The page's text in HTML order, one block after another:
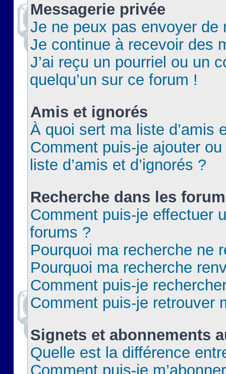
Messagerie privée
Je ne peux pas envoyer de
Je continue à recevoir des
J’ai reçu un pourriel ou un
quelqu’un sur ce forum !
Amis et ignorés
À quoi sert ma liste d’amis
Comment puis-je ajouter
liste d’amis et d’ignorés ?
Recherche dans les
Comment puis-je effectuer
forums ?
Pourquoi ma recherche ne
Pourquoi ma recherche
Comment puis-je
Comment puis-je retrouver
Signets et abonnements
Quelle est la différence
Comment puis-je